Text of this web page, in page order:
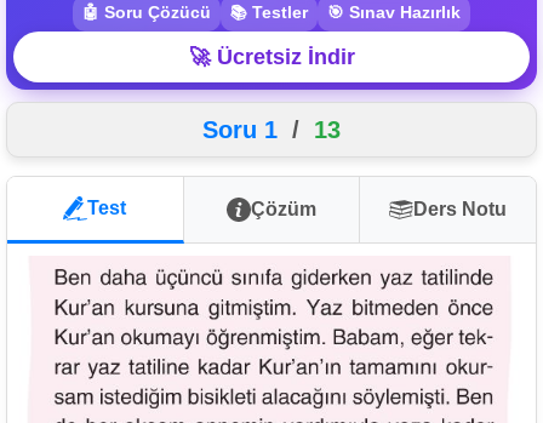
🤖 Soru Çözücü 📚 Testler 🎯 Sınav Hazırlık
🚀 Ücretsiz İndir
Soru 1 / 13
Test Çözüm Ders Notu